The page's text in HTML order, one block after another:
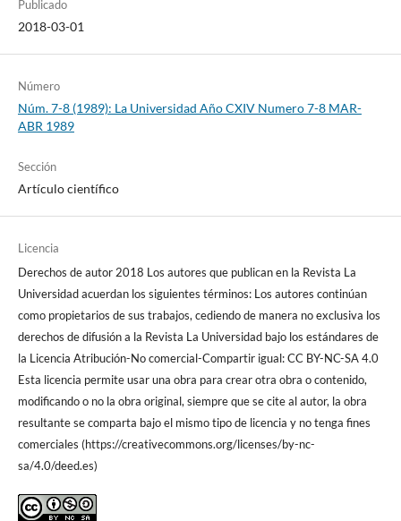
Publicado
2018-03-01
Número
Núm. 7-8 (1989): La Universidad Año CXIV Numero 7-8 MAR-
ABR 1989
Sección
Artículo científico
Licencia
Derechos de autor 2018 Los autores que publican en la Revista La
Universidad acuerdan los siguientes términos: Los autores continúan
como propietarios de sus trabajos, cediendo de manera no exclusiva los
derechos de difusión a la Revista La Universidad bajo los estándares de
la Licencia Atribución-No comercial-Compartir igual: CC BY-NC-SA 4.0
Esta licencia permite usar una obra para crear otra obra o contenido,
modificando o no la obra original, siempre que se cite al autor, la obra
resultante se comparta bajo el mismo tipo de licencia y no tenga fines
comerciales (https://creativecommons.org/licenses/by-nc-
sa/4.0/deed.es)